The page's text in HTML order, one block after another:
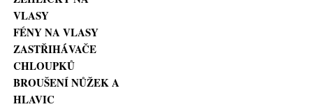
VLASY
FÉNY NA VLASY
ZASTŘIHÁVAČE
CHLOUPKŮ
BROUŠENÍ NŮŽEK A
HLAVIC